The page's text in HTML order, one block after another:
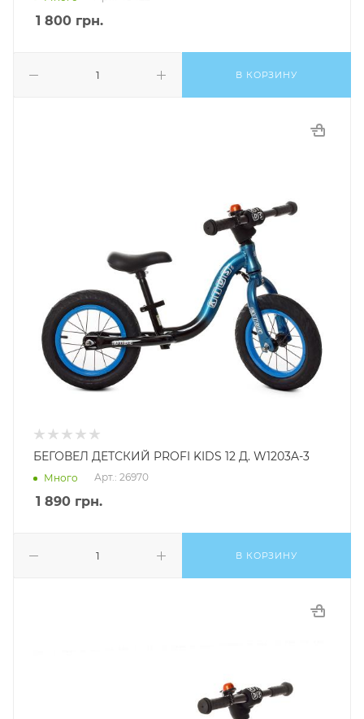
1 800 грн.
В КОРЗИНУ
БЕГОВЕЛ ДЕТСКИЙ PROFI KIDS 12 Д. W1203A-3
Много Арт.: 26970
1 890 грн.
В КОРЗИНУ